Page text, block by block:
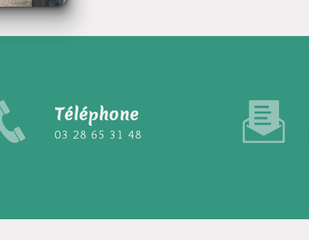
Téléphone
03 28 65 31 48